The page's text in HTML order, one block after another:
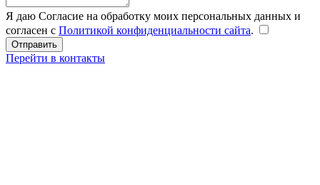
Я даю Согласие на обработку моих персональных данных и
согласен с Политикой конфиденциальности сайта.
Перейти в контакты